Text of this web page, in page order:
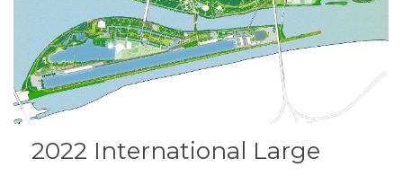
2022 International Large